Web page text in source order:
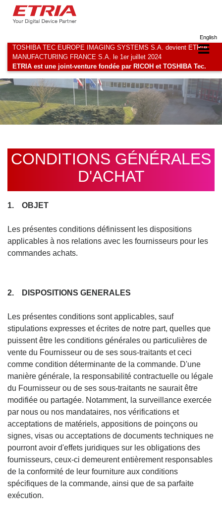
English
TOSHIBA TEC EUROPE IMAGING SYSTEMS S.A. devient ETRIA
MANUFACTURING FRANCE S.A. le 1er juillet 2024
ETRIA est une joint-venture fondée par RICOH et TOSHIBA Tec.
CONDITIONS GÉNÉRALES
D'ACHAT
1. OBJET
Les présentes conditions définissent les dispositions
applicables à nos relations avec les fournisseurs pour les
commandes achats.
2. DISPOSITIONS GENERALES
Les présentes conditions sont applicables, sauf
stipulations expresses et écrites de notre part, quelles que
puissent être les conditions générales ou particulières de
vente du Fournisseur ou de ses sous-traitants et ceci
comme condition déterminante de la commande. D'une
manière générale, la responsabilité contractuelle ou légale
du Fournisseur ou de ses sous-traitants ne saurait être
modifiée ou partagée. Notamment, la surveillance exercée
par nous ou nos mandataires, nos vérifications et
acceptations de matériels, appositions de poinçons ou
signes, visas ou acceptations de documents techniques ne
pourront avoir d'effets juridiques sur les obligations des
fournisseurs, ceux-ci demeurent entièrement responsables
de la conformité de leur fourniture aux conditions
spécifiques de la commande, ainsi que de sa parfaite
exécution.